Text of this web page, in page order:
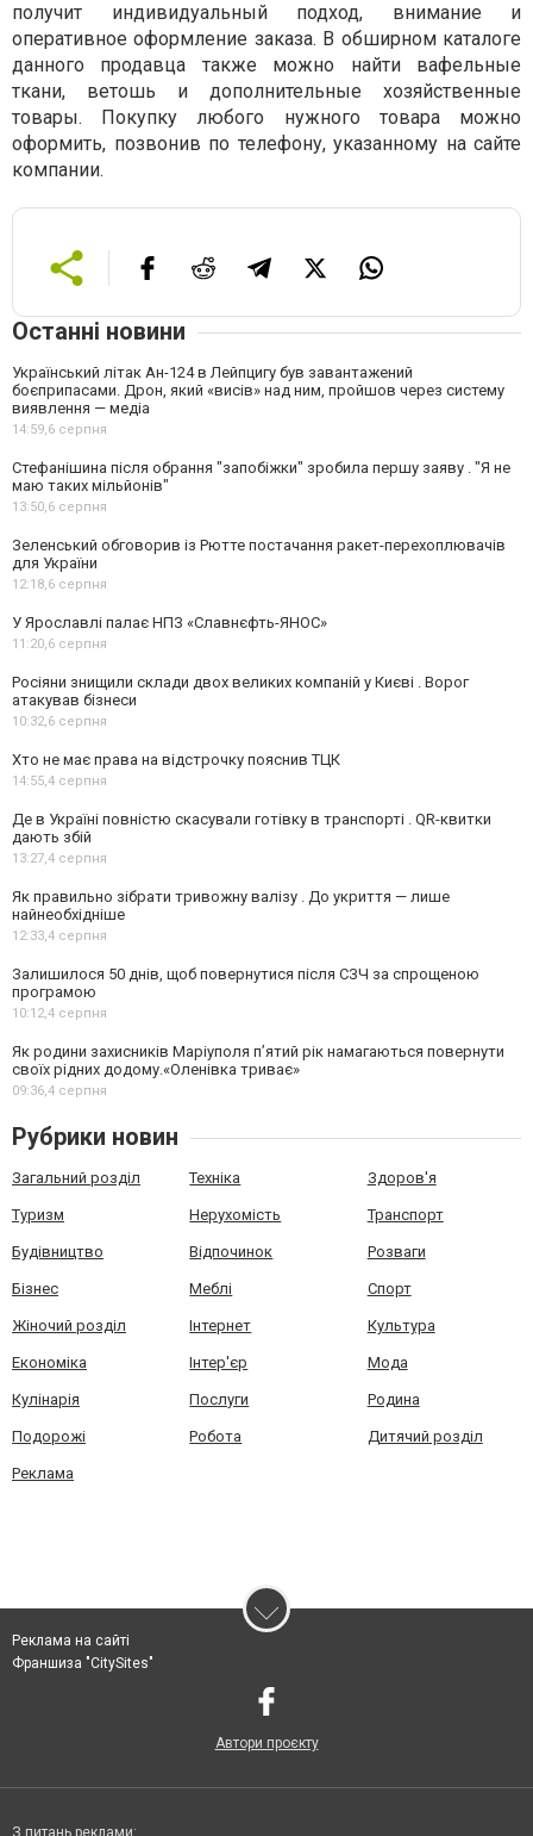
получит индивидуальный подход, внимание и
оперативное оформление заказа. В обширном каталоге
данного продавца также можно найти вафельные
ткани, ветошь и дополнительные хозяйственные
товары. Покупку любого нужного товара можно
оформить, позвонив по телефону, указанному на сайте
компании.
Останні новини
Український літак Ан-124 в Лейпцигу був завантажений
боєприпасами. Дрон, який «висів» над ним, пройшов через систему
виявлення — медіа
14:59,6 серпня
Стефанішина після обрання "запобіжки" зробила першу заяву . "Я не
маю таких мільйонів"
13:50,6 серпня
Зеленський обговорив із Рютте постачання ракет-перехоплювачів
для України
12:18,6 серпня
У Ярославлі палає НПЗ «Славнєфть-ЯНОС»
11:20,6 серпня
Росіяни знищили склади двох великих компаній у Києві . Ворог
атакував бізнеси
10:32,6 серпня
Хто не має права на відстрочку пояснив ТЦК
14:55,4 серпня
Де в Україні повністю скасували готівку в транспорті . QR-квитки
дають збій
13:27,4 серпня
Як правильно зібрати тривожну валізу . До укриття — лише
найнеобхідніше
12:33,4 серпня
Залишилося 50 днів, щоб повернутися після СЗЧ за спрощеною
програмою
10:12,4 серпня
Як родини захисників Маріуполя пʼятий рік намагаються повернути
своїх рідних додому.«Оленівка триває»
09:36,4 серпня
Рубрики новин
Загальний розділ Техніка Здоров'я
Туризм Нерухомість Транспорт
Будівництво Відпочинок Розваги
Бізнес Меблі Спорт
Жіночий розділ Інтернет Культура
Економіка Інтер'єр Мода
Кулінарія Послуги Родина
Подорожі Робота Дитячий розділ
Реклама
Реклама на сайті
Франшиза "CitySites"
Автори проєкту
З питань реклами: